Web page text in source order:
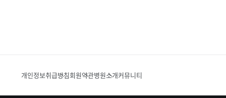
개인정보취급방침회원약관병원소개커뮤니티